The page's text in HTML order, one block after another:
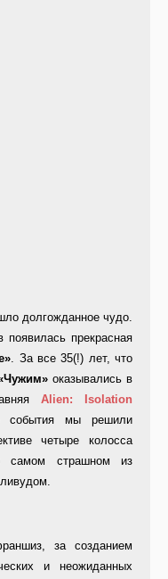
долгожданное чудо.
появилась прекрасная
. За все 35(!) лет, что
оказывались в
Alien: Isolation
события мы решили
четыре колосса
самом страшном из
за созданием
и неожиданных